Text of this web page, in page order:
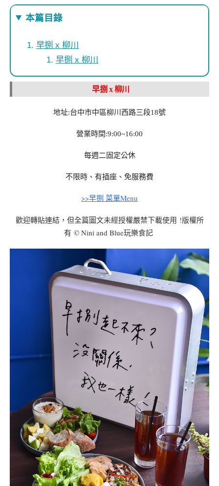
本篇目錄
早捌 x 柳川
早捌 x 柳川
早捌 x 柳川
地址:台中市中區柳川西路三段18號
營業時間:9:00~16:00
每週二固定公休
不限時、有插座、免服務費
>>早捌 菜單Menu
歡迎轉貼連結，但全篇圖文未經授權嚴禁下載使用 !版權所
有 © Nini and Blue玩樂食記